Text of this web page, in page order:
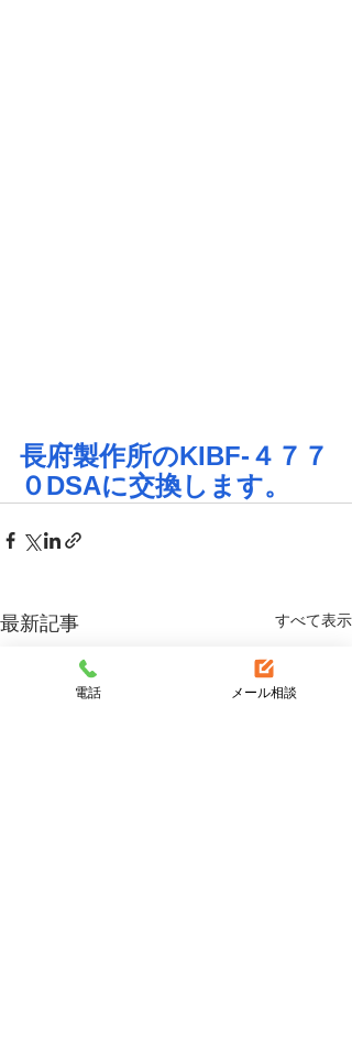
長府製作所のKIBF-４７７
０DSAに交換します。
最新記事 すべて表示
電話 メール相談